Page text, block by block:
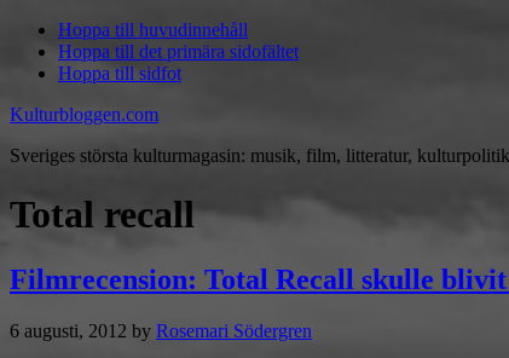
Hoppa till huvudinnehåll
Hoppa till det primära sidofältet
Hoppa till sidfot
Kulturbloggen.com
Sveriges största kulturmagasin: musik, film, litteratur,
Total recall
Filmrecension: Total Recall skulle
6 augusti, 2012 by Rosemari Södergren